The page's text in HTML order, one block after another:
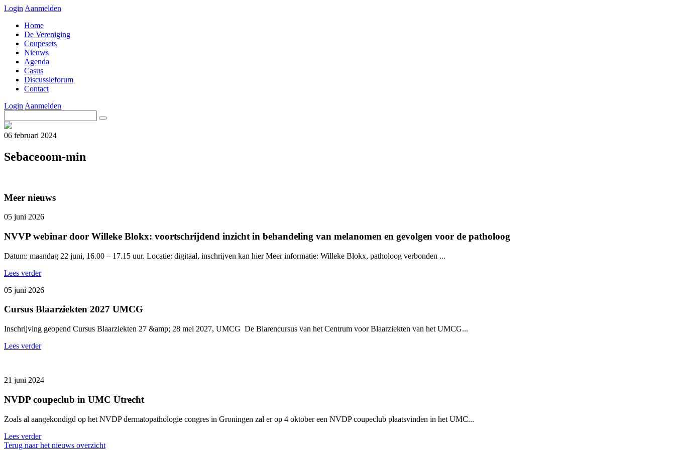
Login Aanmelden
Home
De Vereniging
Coupesets
Nieuws
Agenda
Casus
Discussieforum
Contact
Login Aanmelden
06 februari 2024
Sebaceoom-min
Meer nieuws
05 juni 2026
NVVP webinar door Willeke Blokx: voortschrijdend inzicht in behandeling van melanomen en gevolgen voor de patholoog
Datum: maandag 22 juni, 16.00 – 17.15 uur. Locatie: digitaal, inschrijven kan hier Meer informatie: Willeke Blokx, patholoog verbonden ...
Lees verder
05 juni 2026
Cursus Blaarziekten 2027 UMCG
Inschrijving geopend Cursus Blaarziekten 27 &amp; 28 mei 2027, UMCG De Blarencursus van het Centrum voor Blaarziekten van het UMCG...
Lees verder
21 juni 2024
NVDP coupeclub in UMC Utrecht
Zoals al aangekondigd op het NVDP dermatopathologie congres in Groningen zal er op 4 oktober een NVDP coupeclub plaatsvinden in het UMC...
Lees verder
Terug naar het nieuws overzicht